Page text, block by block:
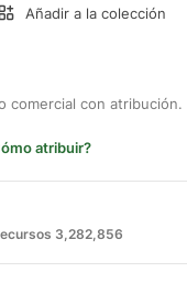
Añadir a la colección
comercial con atribución.
atribuir?
3,282,856